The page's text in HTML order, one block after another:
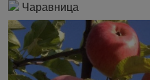
Чаравница